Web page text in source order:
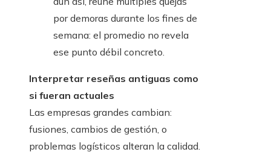
por demoras durante los fines de
semana: el promedio no revela
ese punto débil concreto.
Interpretar reseñas antiguas como
si fueran actuales
Las empresas grandes cambian:
fusiones, cambios de gestión, o
problemas logísticos alteran la calidad.